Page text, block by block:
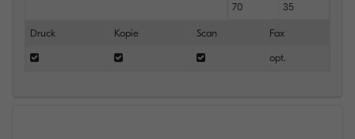
70 35
Druck Kopie Scan Fax
opt.